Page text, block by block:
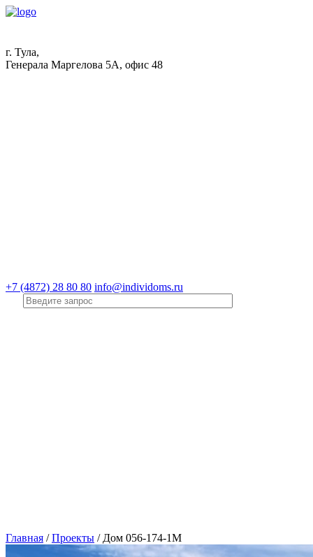
г. Тула,
Генерала Маргелова 5А, офис 48
+7 (4872) 28 80 80 info@individoms.ru
Главная /Проекты / Дом 056-174-1М